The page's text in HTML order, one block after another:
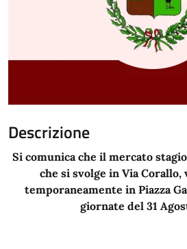
Descrizione
Si comunica che il mercato
che si svolge in Via
temporaneamente in Piazza
giornate del 31